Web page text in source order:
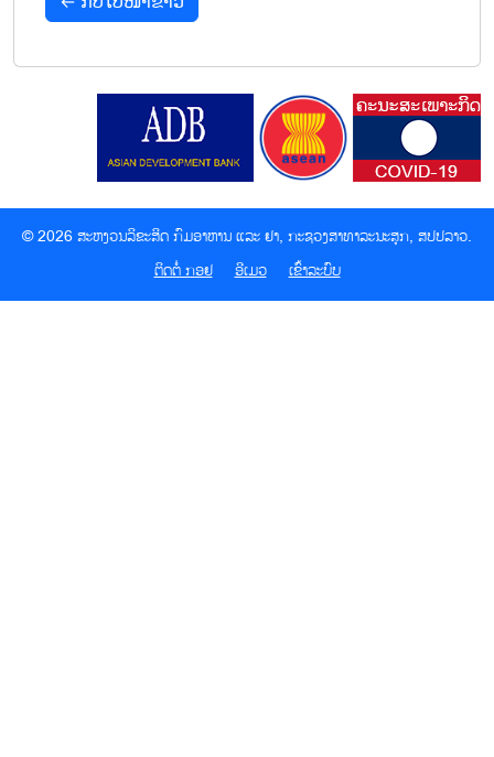
© 2026 ສະຫງວນລິຂະສິດ ກົມອາຫານ ແລະ ຢາ, ກະຊວງສາທາລະນະສຸກ, ສປປລາວ.
ຕິດຕໍ່ ກອຢ
ອີເມວ ເຂົ້າລະບົບ